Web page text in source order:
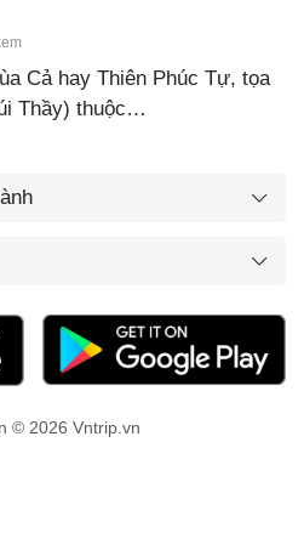
Cả hay Thiên Phúc Tự, tọa
Thầy) thuộc…
© 2026 Vntrip.vn